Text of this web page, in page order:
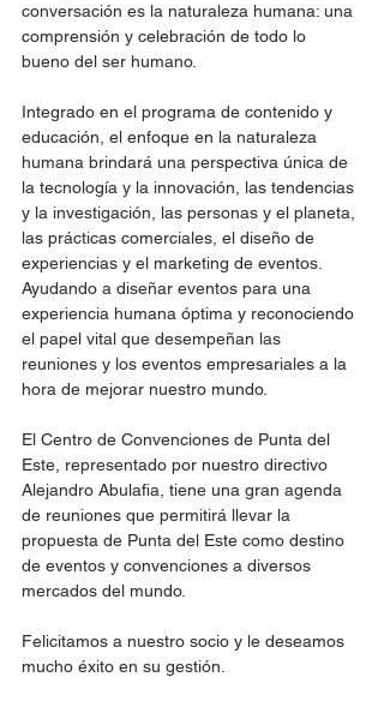
conversación es la naturaleza humana: una
comprensión y celebración de todo lo
bueno del ser humano.
Integrado en el programa de contenido y
educación, el enfoque en la naturaleza
humana brindará una perspectiva única de
la tecnología y la innovación, las tendencias
y la investigación, las personas y el planeta,
las prácticas comerciales, el diseño de
experiencias y el marketing de eventos.
Ayudando a diseñar eventos para una
experiencia humana óptima y reconociendo
el papel vital que desempeñan las
reuniones y los eventos empresariales a la
hora de mejorar nuestro mundo.
El Centro de Convenciones de Punta del
Este, representado por nuestro directivo
Alejandro Abulafia, tiene una gran agenda
de reuniones que permitirá llevar la
propuesta de Punta del Este como destino
de eventos y convenciones a diversos
mercados del mundo.
Felicitamos a nuestro socio y le deseamos
mucho éxito en su gestión.